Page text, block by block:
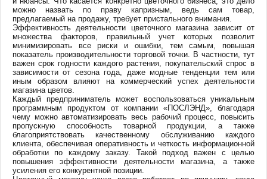
можно назвать по праву капризным, ведь сам товар,
предлагаемый на продажу, требует пристального внимания.
Эффективность деятельности цветочного магазина зависит от
множества факторов, правильный учет которых позволит
минимизировать все риски и ошибки, тем самым, повышая
показатель производительности торговой точки. В частности, тут
важен срок годности каждого растения, покупательский спрос в
зависимости от сезона года, даже модные тенденции тем или
иным образом влияют на коммерческий успех деятельности
магазина цветов.
Каждый предприниматель может воспользоваться уникальным
программным продуктом от компании «ПОСЛЭНД», благодаря
чему можно автоматизировать весь рабочий процесс, повысить
пропускную способность товарной продукции, а также
благоприятствовать качественному обслуживанию каждого
клиента, обеспечивая оперативность и четкость информационной
обработки по каждому заказу. Такой подход важен с целью
повышения эффективности деятельности магазина, а также
усиления его конкурентной позиции.